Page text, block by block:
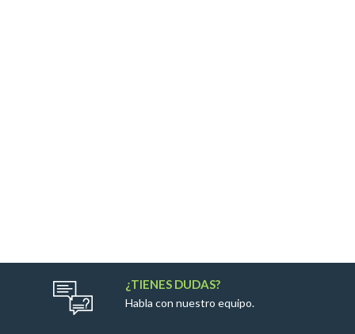
¿TIENES DUDAS?
Habla con nuestro equipo.